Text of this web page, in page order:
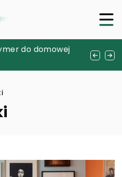
limfatyczny?
do domowej
swój dom na
zwierzęcia